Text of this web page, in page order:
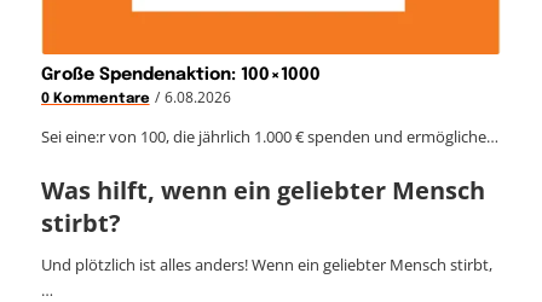
Große Spendenaktion: 100×1000
0 Kommentare / 6.08.2026
Sei eine:r von 100, die jährlich 1.000 € spenden und ermögliche…
Was hilft, wenn ein geliebter Mensch
stirbt?
Und plötzlich ist alles anders! Wenn ein geliebter Mensch stirbt,
…